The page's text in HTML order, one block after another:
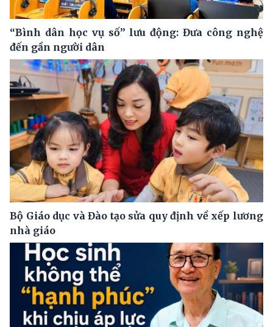
“Bình dân học vụ số” lưu động: Đưa công nghệ
đến gần người dân
Bộ Giáo dục và Đào tạo sửa quy định về xếp lương
nhà giáo